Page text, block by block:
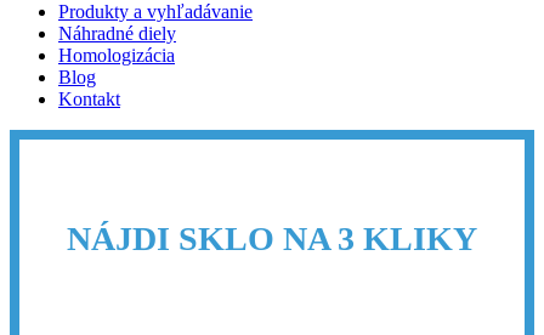
Produkty a vyhľadávanie
Náhradné diely
Homologizácia
Blog
Kontakt
NÁJDI SKLO NA 3 KLIKY